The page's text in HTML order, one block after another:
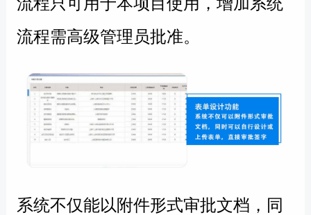
流程需高级管理员批准。
系统不仅能以附件形式审批文档，同